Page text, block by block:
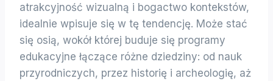
atrakcyjność wizualną i bogactwo kontekstów,
idealnie wpisuje się w tę tendencję. Może stać
się osią, wokół której buduje się programy
edukacyjne łączące różne dziedziny: od nauk
przyrodniczych, przez historię i archeologię, aż